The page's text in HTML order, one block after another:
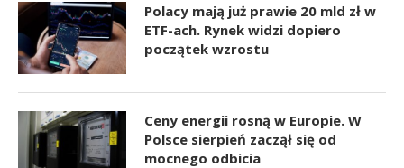
Polacy mają już prawie 20 mld zł w
ETF-ach. Rynek widzi dopiero
początek wzrostu
Ceny energii rosną w Europie. W
Polsce sierpień zaczął się od
mocnego odbicia